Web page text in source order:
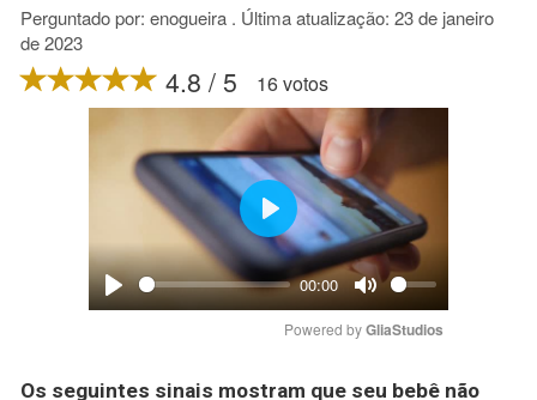
Perguntado por: enogueira . Última atualização: 23 de janeiro
de 2023
4.8 / 5 16 votos
Play
00:00
Mute
Play
Powered by GliaStudios
Os seguintes sinais mostram que seu bebê não